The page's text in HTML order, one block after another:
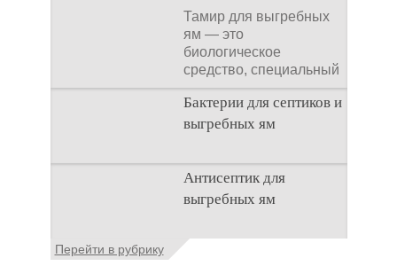
Тамир для выгребных
ям — это
биологическое
средство, специальный
концентрат, который
используется
Бактерии для септиков и
выгребных ям
Очистка
канализационного
стока или выгребной
не самым приятным
Антисептик для
выгребных ям
Общие сведения об
Перейти в рубрику